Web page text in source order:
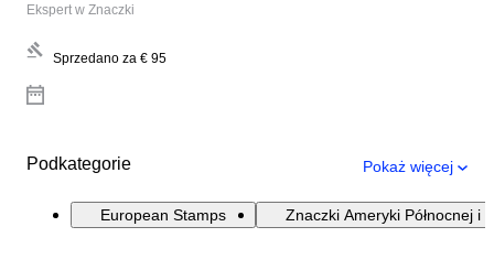
Ekspert w Znaczki
Sprzedano za € 95
Podkategorie Pokaż więcej
European Stamps Znaczki Ameryki Północnej i